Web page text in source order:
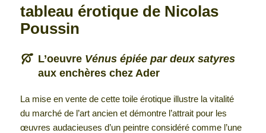
tableau érotique de Nicolas
Poussin
L’oeuvre Vénus épiée par deux satyres
aux enchères chez Ader
La mise en vente de cette toile érotique illustre la vitalité
du marché de l’art ancien et démontre l’attrait pour les
œuvres audacieuses d’un peintre considéré comme l’une